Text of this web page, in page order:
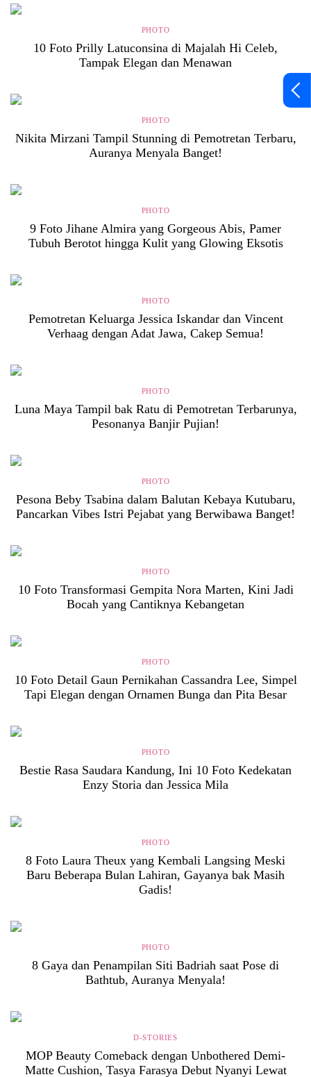
PHOTO
10 Foto Prilly Latuconsina di Majalah Hi Celeb,
Tampak Elegan dan Menawan
PHOTO
Nikita Mirzani Tampil Stunning di Pemotretan Terbaru,
Auranya Menyala Banget!
PHOTO
9 Foto Jihane Almira yang Gorgeous Abis, Pamer
Tubuh Berotot hingga Kulit yang Glowing Eksotis
PHOTO
Pemotretan Keluarga Jessica Iskandar dan Vincent
Verhaag dengan Adat Jawa, Cakep Semua!
PHOTO
Luna Maya Tampil bak Ratu di Pemotretan Terbarunya,
Pesonanya Banjir Pujian!
PHOTO
Pesona Beby Tsabina dalam Balutan Kebaya Kutubaru,
Pancarkan Vibes Istri Pejabat yang Berwibawa Banget!
PHOTO
10 Foto Transformasi Gempita Nora Marten, Kini Jadi
Bocah yang Cantiknya Kebangetan
PHOTO
10 Foto Detail Gaun Pernikahan Cassandra Lee, Simpel
Tapi Elegan dengan Ornamen Bunga dan Pita Besar
PHOTO
Bestie Rasa Saudara Kandung, Ini 10 Foto Kedekatan
Enzy Storia dan Jessica Mila
PHOTO
8 Foto Laura Theux yang Kembali Langsing Meski
Baru Beberapa Bulan Lahiran, Gayanya bak Masih
Gadis!
PHOTO
8 Gaya dan Penampilan Siti Badriah saat Pose di
Bathtub, Auranya Menyala!
D-STORIES
MOP Beauty Comeback dengan Unbothered Demi-
Matte Cushion, Tasya Farasya Debut Nyanyi Lewat